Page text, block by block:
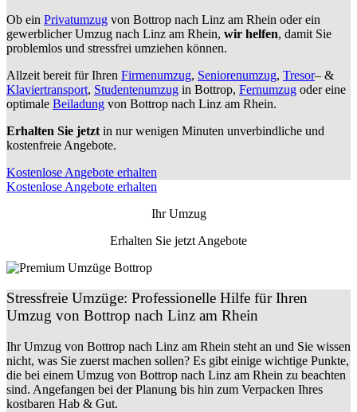
Ob ein Privatumzug von Bottrop nach Linz am Rhein oder ein
gewerblicher Umzug nach Linz am Rhein, wir helfen, damit Sie
problemlos und stressfrei umziehen können.
Allzeit bereit für Ihren Firmenumzug, Seniorenumzug, Tresor– &
Klaviertransport, Studentenumzug in Bottrop, Fernumzug oder eine
optimale Beiladung von Bottrop nach Linz am Rhein.
Erhalten Sie jetzt in nur wenigen Minuten unverbindliche und
kostenfreie Angebote.
Kostenlose Angebote erhalten
Kostenlose Angebote erhalten
Ihr Umzug
Erhalten Sie jetzt Angebote
Stressfreie Umzüge: Professionelle Hilfe für Ihren
Umzug von Bottrop nach Linz am Rhein
Ihr Umzug von Bottrop nach Linz am Rhein steht an und Sie wissen
nicht, was Sie zuerst machen sollen? Es gibt einige wichtige Punkte,
die bei einem Umzug von Bottrop nach Linz am Rhein zu beachten
sind. Angefangen bei der Planung bis hin zum Verpacken Ihres
kostbaren Hab & Gut.